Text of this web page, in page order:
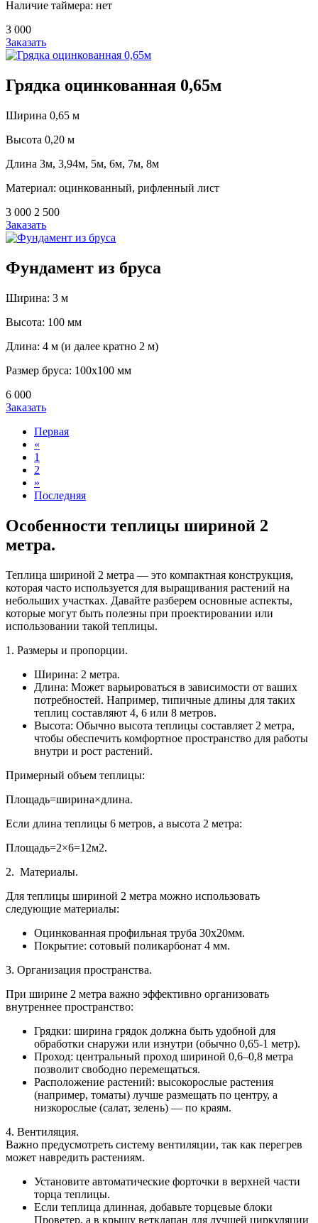
Наличие таймера: нет
3 000
Заказать
Грядка оцинкованная 0,65м
Ширина 0,65 м
Высота 0,20 м
Длина 3м, 3,94м, 5м, 6м, 7м, 8м
Материал: оцинкованный, рифленный лист
3 000 2 500
Заказать
Фундамент из бруса
Ширина: 3 м
Высота: 100 мм
Длина: 4 м (и далее кратно 2 м)
Размер бруса: 100х100 мм
6 000
Заказать
Первая
«
1
2
»
Последняя
Особенности теплицы шириной 2
метра.
Теплица шириной 2 метра — это компактная конструкция,
которая часто используется для выращивания растений на
небольших участках. Давайте разберем основные аспекты,
которые могут быть полезны при проектировании или
использовании такой теплицы.
1. Размеры и пропорции.
Ширина: 2 метра.
Длина: Может варьироваться в зависимости от ваших
потребностей. Например, типичные длины для таких
теплиц составляют 4, 6 или 8 метров.
Высота: Обычно высота теплицы составляет 2 метра,
чтобы обеспечить комфортное пространство для работы
внутри и рост растений.
Примерный объем теплицы:
Площадь=ширина×длина.
Если длина теплицы 6 метров, а высота 2 метра:
Площадь=2×6=12м2.
2. Материалы.
Для теплицы шириной 2 метра можно использовать
следующие материалы:
Оцинкованная профильная труба 30х20мм.
Покрытие: сотовый поликарбонат 4 мм.
3. Организация пространства.
При ширине 2 метра важно эффективно организовать
внутреннее пространство:
Грядки: ширина грядок должна быть удобной для
обработки снаружи или изнутри (обычно 0,65-1 метр).
Проход: центральный проход шириной 0,6–0,8 метра
позволит свободно перемещаться.
Расположение растений: высокорослые растения
(например, томаты) лучше размещать по центру, а
низкорослые (салат, зелень) — по краям.
4. Вентиляция.
Важно предусмотреть систему вентиляции, так как перегрев
может навредить растениям.
Установите автоматические форточки в верхней части
торца теплицы.
Если теплица длинная, добавьте торцевые блоки
Проветер, а в крышу ветклапан для лучшей циркуляции